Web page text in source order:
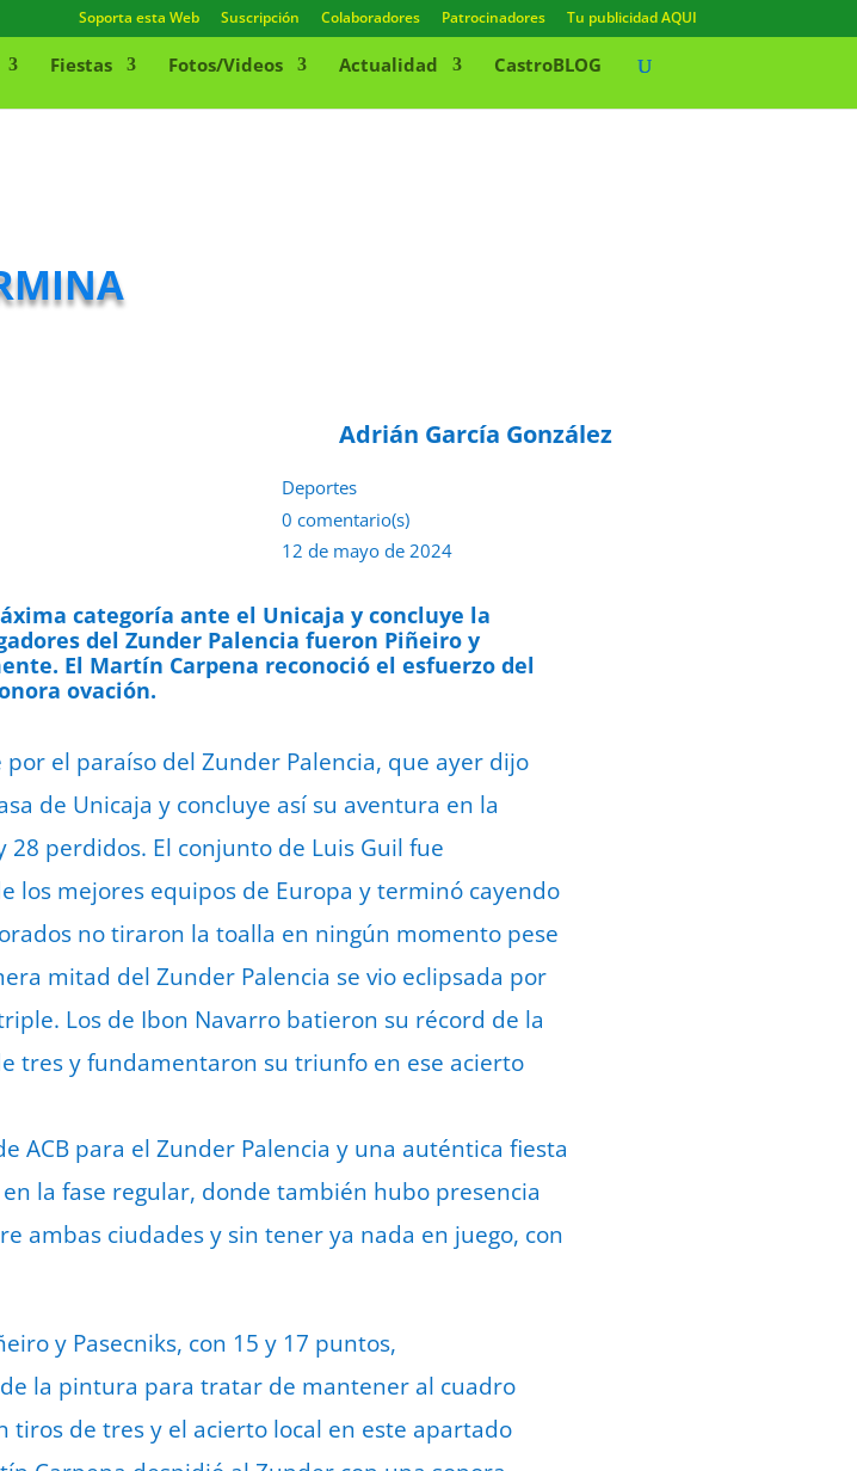
Soporta esta Web Suscripción Colaboradores Patrocinadores Tu publicidad AQUI
Fiestas Fotos/Videos Actualidad CastroBLOG
Adrián García González
Deportes
0 comentario(s)
12 de mayo de 2024
categoría ante el Unicaja y concluye la
del Zunder Palencia fueron Piñeiro y
El Martín Carpena reconoció el esfuerzo del
ovación.
el paraíso del Zunder Palencia, que ayer dijo
de Unicaja y concluye así su aventura en la
perdidos. El conjunto de Luis Guil fue
los mejores equipos de Europa y terminó cayendo
no tiraron la toalla en ningún momento pese
mitad del Zunder Palencia se vio eclipsada por
Los de Ibon Navarro batieron su récord de la
tres y fundamentaron su triunfo en ese acierto
ACB para el Zunder Palencia y una auténtica fiesta
la fase regular, donde también hubo presencia
ambas ciudades y sin tener ya nada en juego, con
y Pasecniks, con 15 y 17 puntos,
la pintura para tratar de mantener al cuadro
de tres y el acierto local en este apartado